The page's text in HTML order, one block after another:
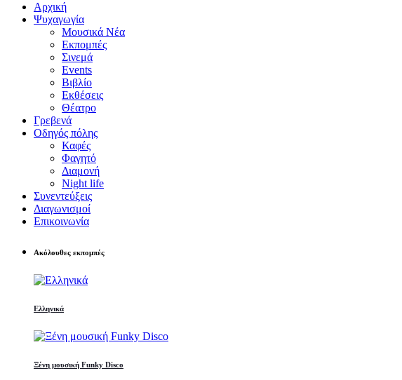
Αρχική
Ψυχαγωγία
Μουσικά Νέα
Εκπομπές
Σινεμά
Events
Βιβλίο
Εκθέσεις
Θέατρο
Γρεβενά
Οδηγός πόλης
Καφές
Φαγητό
Διαμονή
Night life
Συνεντεύξεις
Διαγωνισμοί
Επικοινωνία
Ακόλουθες εκπομπές
Ελληνικά
Ξένη μουσική Funky Disco